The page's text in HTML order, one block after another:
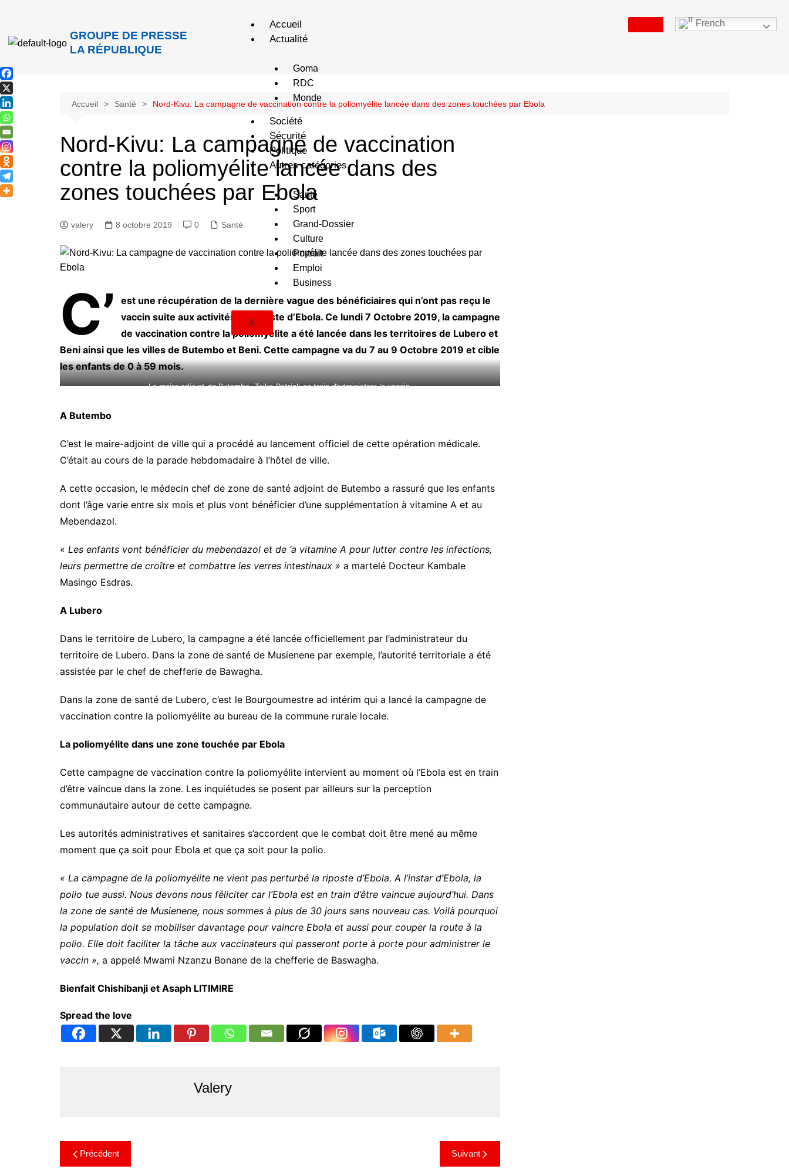
GROUPE DE PRESSE
LA RÉPUBLIQUE
Accueil
Actualité
Goma
RDC
Monde
Société
Sécurité
Politique
Autres catégories
Santé
Sport
Grand-Dossier
Culture
Portrait
Emploi
Business
X
French
Accueil Santé Nord-Kivu: La campagne de vaccination contre la poliomyélite lancée dans des zones touchées par Ebola
Nord-Kivu: La campagne de vaccination
contre la poliomyélite lancée dans des
zones touchées par Ebola
valery 8 octobre 2019 0 Santé
C’
est une récupération de la dernière vague des bénéficiaires qui n’ont pas reçu le
vaccin suite aux activités de riposte d’Ebola. Ce lundi 7 Octobre 2019, la campagne
de vaccination contre la poliomyélite a été lancée dans les territoires de Lubero et
Beni ainsi que les villes de Butembo et Beni. Cette campagne va du 7 au 9 Octobre 2019 et cible
les enfants de 0 à 59 mois.
Le maire adjoint de Butembo, Tsiko Patrick en train d’administrer le vaccin.
A Butembo
C’est le maire-adjoint de ville qui a procédé au lancement officiel de cette opération médicale.
C’était au cours de la parade hebdomadaire à l’hôtel de ville.
A cette occasion, le médecin chef de zone de santé adjoint de Butembo a rassuré que les enfants
dont l’âge varie entre six mois et plus vont bénéficier d’une supplémentation à vitamine A et au
Mebendazol.
« Les enfants vont bénéficier du mebendazol et de ‘a vitamine A pour lutter contre les infections,
leurs permettre de croître et combattre les verres intestinaux » a martelé Docteur Kambale
Masingo Esdras.
A Lubero
Dans le territoire de Lubero, la campagne a été lancée officiellement par l’administrateur du
territoire de Lubero. Dans la zone de santé de Musienene par exemple, l’autorité territoriale a été
assistée par le chef de chefferie de Bawagha.
Dans la zone de santé de Lubero, c’est le Bourgoumestre ad intérim qui a lancé la campagne de
vaccination contre la poliomyélite au bureau de la commune rurale locale.
La poliomyélite dans une zone touchée par Ebola
Cette campagne de vaccination contre la poliomyélite intervient au moment où l’Ebola est en train
d’être vaincue dans la zone. Les inquiétudes se posent par ailleurs sur la perception
communautaire autour de cette campagne.
Les autorités administratives et sanitaires s’accordent que le combat doit être mené au même
moment que ça soit pour Ebola et que ça soit pour la polio.
« La campagne de la poliomyélite ne vient pas perturbé la riposte d’Ebola. A l’instar d’Ebola, la
polio tue aussi. Nous devons nous féliciter car l’Ebola est en train d’être vaincue aujourd’hui. Dans
la zone de santé de Musienene, nous sommes à plus de 30 jours sans nouveau cas. Voilà pourquoi
la population doit se mobiliser davantage pour vaincre Ebola et aussi pour couper la route à la
polio. Elle doit faciliter la tâche aux vaccinateurs qui passeront porte à porte pour administrer le
vaccin », a appelé Mwami Nzanzu Bonane de la chefferie de Baswagha.
Bienfait Chishibanji et Asaph LITIMIRE
Spread the love
Valery
Précédent Suivant